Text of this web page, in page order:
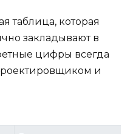
таблица, которая
закладывают в
цифры всегда
и